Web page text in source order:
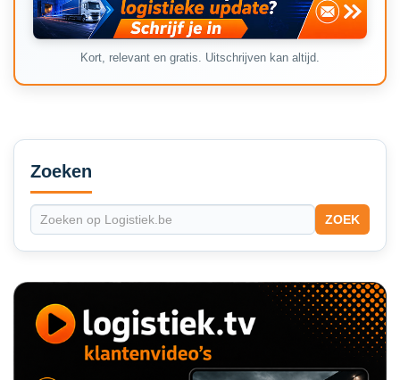
Kort, relevant en gratis. Uitschrijven kan altijd.
Secondary
Sidebar
Zoeken
ZOEK